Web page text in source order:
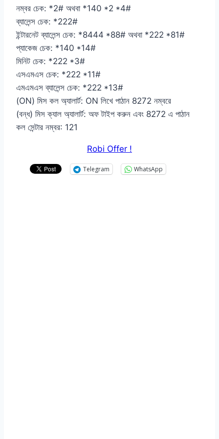
নম্বর চেক: *2# অথবা *140 *2 *4#
ব্যালেন্স চেক: *222#
ইন্টারনেট ব্যালেন্স চেক: *8444 *88# অথবা *222 *81#
প্যাকেজ চেক: *140 *14#
মিনিট চেক: *222 *3#
এসএমএস চেক: *222 *11#
এমএমএস ব্যালেন্স চেক: *222 *13#
(ON) মিস কল অ্যালার্ট: ON লিখে পাঠান 8272 নম্বরে
(বন্ধ) মিস ক্যাল অ্যালার্ট: অফ টাইপ করুন এবং 8272 এ পাঠান
কল সেন্টার নম্বর: 121
Robi Offer !
Telegram WhatsApp